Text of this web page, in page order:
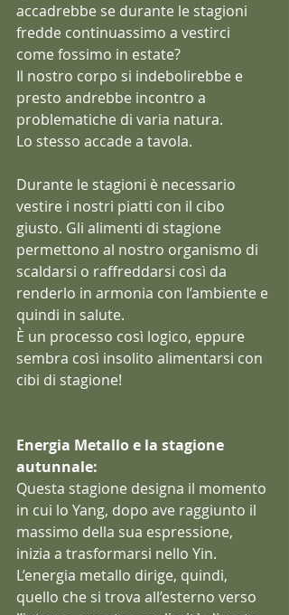
accadrebbe se durante le stagioni
fredde continuassimo a vestirci
come fossimo in estate?
Il nostro corpo si indebolirebbe e
presto andrebbe incontro a
problematiche di varia natura.
Lo stesso accade a tavola.
Durante le stagioni è necessario
vestire i nostri piatti con il cibo
giusto. Gli alimenti di stagione
permettono al nostro organismo di
scaldarsi o raffreddarsi così da
renderlo in armonia con l’ambiente e
quindi in salute.
È un processo così logico, eppure
sembra così insolito alimentarsi con
cibi di stagione!
Energia Metallo e la stagione
autunnale:
Questa stagione designa il momento
in cui lo Yang, dopo ave raggiunto il
massimo della sua espressione,
inizia a trasformarsi nello Yin.
L’energia metallo dirige, quindi,
quello che si trova all’esterno verso